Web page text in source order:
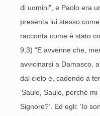
di uomini”, e Paolo era
presenta lui stesso
racconta come è stato
9,3) “E avvenne che,
avvicinarsi a Damasco,
dal cielo e, cadendo a
‘Saulo, Saulo, perché
Signore?’. Ed egli: ‘Io